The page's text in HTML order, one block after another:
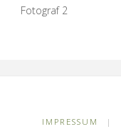
Fotograf 2
IMPRESSUM |